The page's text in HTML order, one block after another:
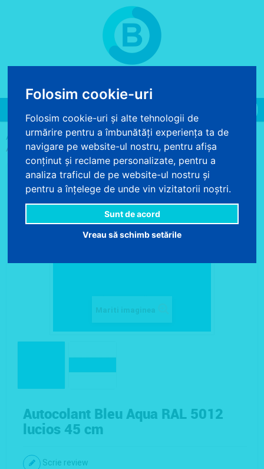
Folosim cookie-uri
Folosim cookie-uri și alte tehnologii de
urmărire pentru a îmbunătăți experiența ta de
navigare pe website-ul nostru, pentru afișa
conținut și reclame personalizate, pentru a
analiza traficul de pe website-ul nostru și
pentru a înțelege de unde vin vizitatorii noștri.
Sunt de acord
Vreau să schimb setările
0 produse - 0.00 lei
navigation
ACASA > AUTOCOLANT > AUTOCOLANT COLORAT UNI >
AUTOCOLANT BLEU AQUA RAL 5012 LUCIOS 45 CM
Mariti imaginea
Autocolant Bleu Aqua RAL 5012
lucios 45 cm
Scrie review